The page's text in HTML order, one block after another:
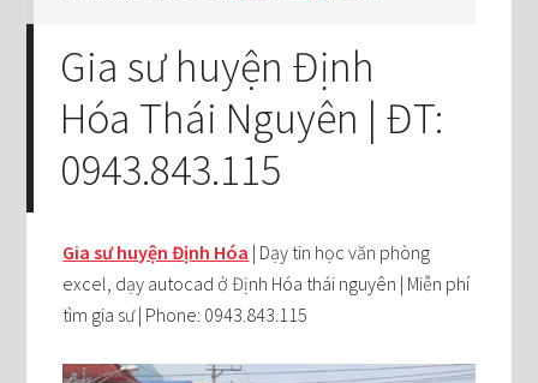
Gia sư huyện Định
Hóa Thái Nguyên | ĐT:
0943.843.115
Gia sư huyện Định Hóa | Dạy tin học văn phòng
excel, dạy autocad ở Định Hóa thái nguyên | Miễn phí
tìm gia sư | Phone: 0943.843.115